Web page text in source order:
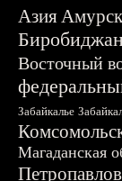
Азия
Восточный
Забайкалье
Магаданская